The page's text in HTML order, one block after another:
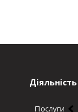
Діяльність
Послуги